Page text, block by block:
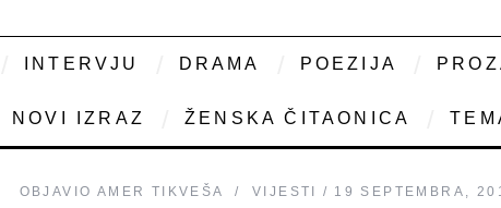
INTERVJU DRAMA POEZIJA
NOVI IZRAZ ŽENSKA ČITAONICA
OBJAVIO AMER TIKVEŠA VIJESTI 19 SEPTEMBRA,